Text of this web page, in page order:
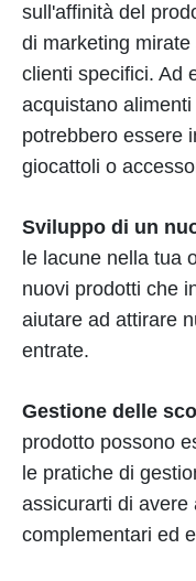
sull'affinità del
di marketing
clienti specifici. Ad
acquistano
potrebbero essere
giocattoli o
Sviluppo di un
le lacune nella tua
nuovi prodotti che
aiutare ad attirare
entrate.
Gestione delle
prodotto possono
le pratiche di
assicurarti di avere
complementari ed